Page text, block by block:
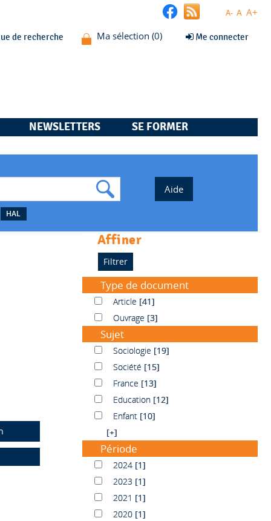
A- A A+
de recherche Me connecter
NEWSLETTERS SE FORMER
HAL
affiner
Type de document
ArticleArticle [41]
OuvrageOuvrage [3]
Sujet
SociologieSociologie [19]
SociétéSociété [15]
FranceFrance [13]
EducationEducation [12]
EnfantEnfant [10]
[+]
Période
20242024 [1]
20232023 [1]
20212021 [1]
20202020 [1]